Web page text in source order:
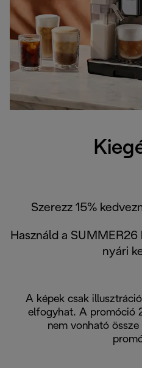
Szerezz 15%
Használd a
nyári
A képek csak
elfogyhat. A promóció
nem vonható